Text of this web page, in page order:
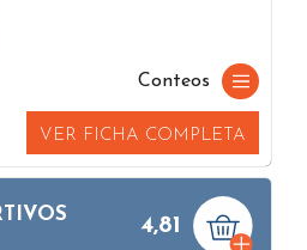
Conteos
VER FICHA COMPLETA
4,81